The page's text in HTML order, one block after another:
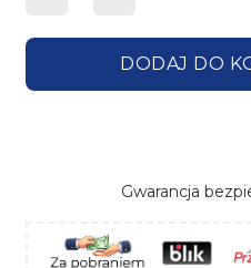
DODAJ DO
Gwarancja